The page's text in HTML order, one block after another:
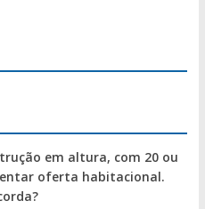
em altura, com 20 ou
oferta habitacional.